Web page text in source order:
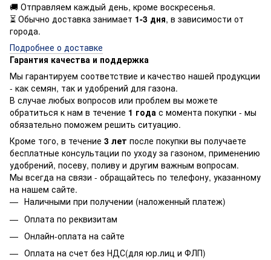
🚚 Отправляем каждый день, кроме воскресенья.
⏳ Обычно доставка занимает 1-3 дня, в зависимости от
города.
Подробнее о доставке
Гарантия качества и поддержка
Мы гарантируем соответствие и качество нашей продукции
- как семян, так и удобрений для газона.
В случае любых вопросов или проблем вы можете
обратиться к нам в течение 1 года с момента покупки - мы
обязательно поможем решить ситуацию.
Кроме того, в течение 3 лет после покупки вы получаете
бесплатные консультации по уходу за газоном, применению
удобрений, посеву, поливу и другим важным вопросам.
Мы всегда на связи - обращайтесь по телефону, указанному
на нашем сайте.
Наличными при получении (наложенный платеж)
Оплата по реквизитам
Онлайн-оплата на сайте
Оплата на счет без НДС(для юр.лиц и ФЛП)